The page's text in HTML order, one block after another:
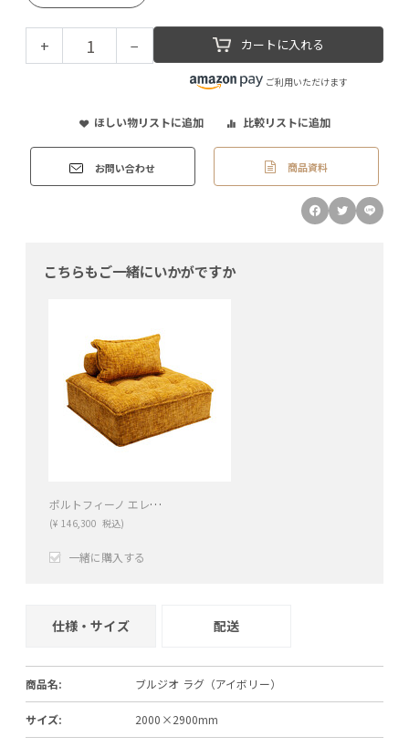
+ − カートに入れる
ご利用いただけます
ほしい物リストに追加 比較リストに追加
お問い合わせ 商品資料
こちらもご一緒にいかがですか
ポルトフィーノ エレメンツ ソファ オレンジ
(¥ 146,300 税込)
一緒に購入する
仕様・サイズ 配送
商品名: ブルジオ ラグ（アイボリー）
サイズ: 2000×2900mm